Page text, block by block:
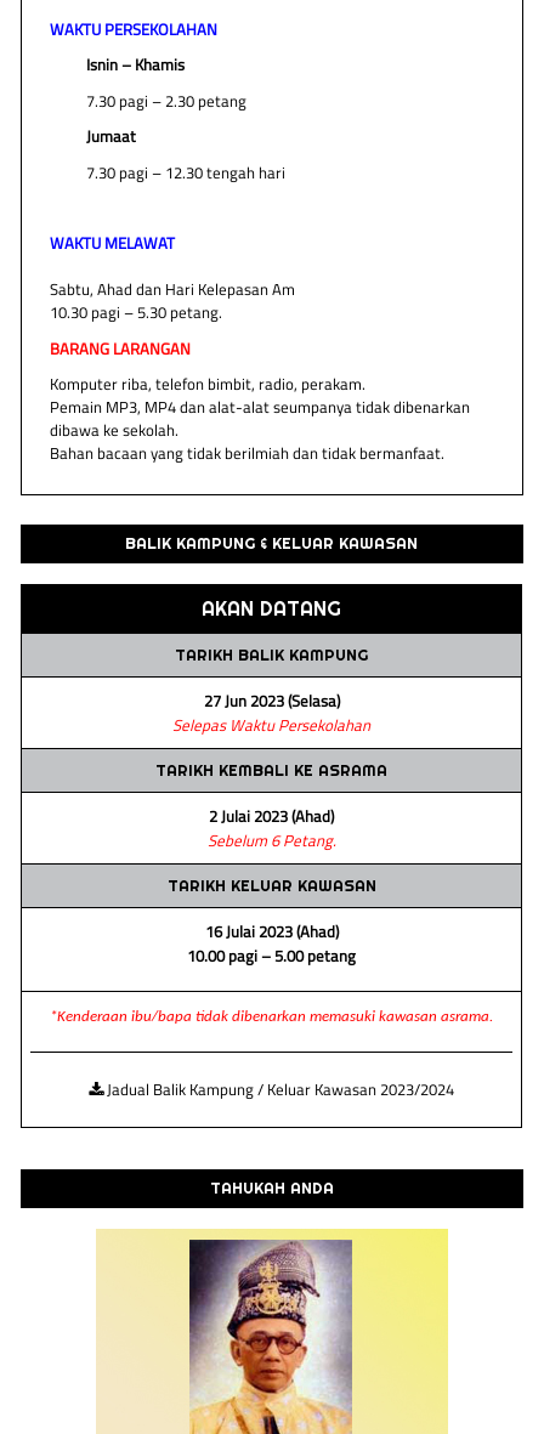
WAKTU PERSEKOLAHAN
Isnin – Khamis
7.30 pagi – 2.30 petang
Jumaat
7.30 pagi – 12.30 tengah hari
WAKTU MELAWAT
Sabtu, Ahad dan Hari Kelepasan Am
10.30 pagi – 5.30 petang.
BARANG LARANGAN
Komputer riba, telefon bimbit, radio, perakam.
Pemain MP3, MP4 dan alat-alat seumpanya tidak dibenarkan
dibawa ke sekolah.
Bahan bacaan yang tidak berilmiah dan tidak bermanfaat.
BALIK KAMPUNG & KELUAR KAWASAN
AKAN DATANG
TARIKH BALIK KAMPUNG
27 Jun 2023 (Selasa)
Selepas Waktu Persekolahan
TARIKH KEMBALI KE ASRAMA
2 Julai 2023 (Ahad)
Sebelum 6 Petang.
TARIKH KELUAR KAWASAN
16 Julai 2023 (Ahad)
10.00 pagi – 5.00 petang
*Kenderaan ibu/bapa tidak dibenarkan memasuki kawasan asrama.
Jadual Balik Kampung / Keluar Kawasan 2023/2024
TAHUKAH ANDA